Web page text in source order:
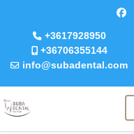
+3617928950
+36706355144
info@subadental.com